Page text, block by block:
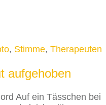
, Stimme, Therapeuten
aufgehoben
Auf ein Tässchen bei